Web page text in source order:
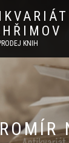
KNIH